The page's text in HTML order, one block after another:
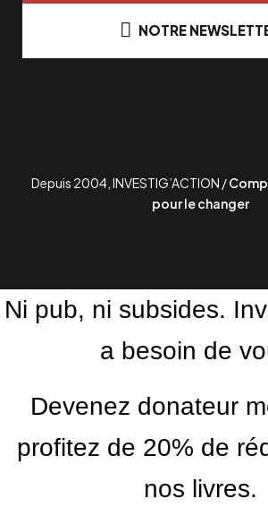
NOTRE
Depuis 2004, INVESTIG’ACTION /
pour le changer
Ni pub, ni subsides.
a besoin de
Devenez donateur
profitez de 20% de
nos livres.